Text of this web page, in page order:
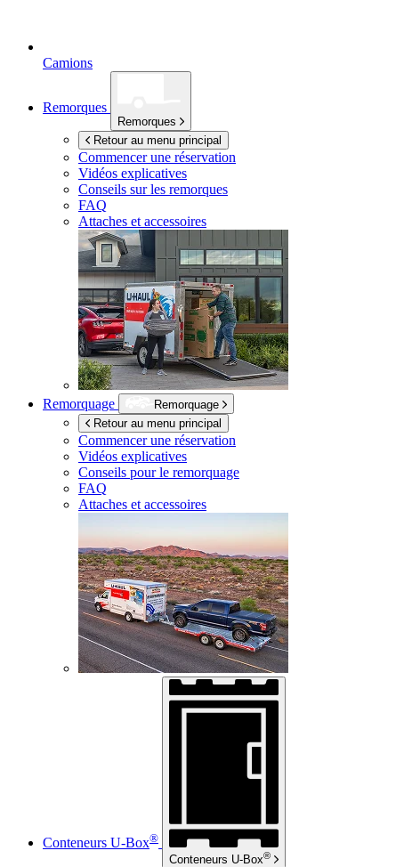
Camions
Remorques
Remorques
Retour au menu principal
Commencer une réservation
Vidéos explicatives
Conseils sur les remorques
FAQ
Attaches et accessoires
Remorquage
Remorquage
Retour au menu principal
Commencer une réservation
Vidéos explicatives
Conseils pour le remorquage
FAQ
Attaches et accessoires
Conteneurs U-Box®
Conteneurs U-Box®